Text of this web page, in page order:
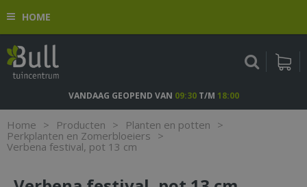
n
o
HOME
Home > Producten > Planten en potten >
Perkplanten en Zomerbloeiers >
Verbena festival, pot 13 cm
VANDAAG GEOPEND VAN 09:30T/M 18:00